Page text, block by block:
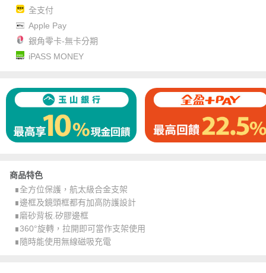
全支付
Apple Pay
銀角零卡-無卡分期
iPASS MONEY
商品特色
∎全方位保護，航太級合金支架
∎邊框及鏡頭框都有加高防護設計
∎磨砂背板.矽膠邊框
∎360°旋轉，拉開即可當作支架使用
∎隨時能使用無線磁吸充電